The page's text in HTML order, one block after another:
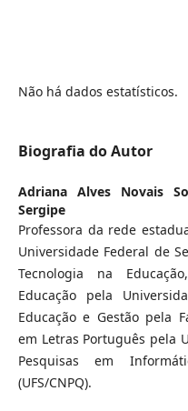
Não há dados estatísticos.
Biografia do Autor
Adriana Alves Novais
Sergipe
Professora da rede
Universidade Federal de
Tecnologia na
Educação pela
Educação e Gestão pela
em Letras Português pela
Pesquisas em
(UFS/CNPQ).